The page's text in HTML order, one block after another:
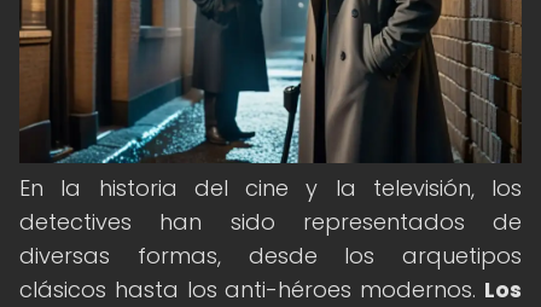
En la historia del cine y la televisión, los
detectives han sido representados de
diversas formas, desde los arquetipos
clásicos hasta los anti-héroes modernos. Los